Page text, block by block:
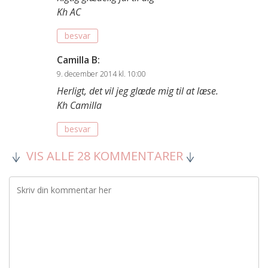
Kh AC
besvar
Camilla B:
9. december 2014 kl. 10:00
Herligt, det vil jeg glæde mig til at læse.
Kh Camilla
besvar
VIS ALLE 28 KOMMENTARER